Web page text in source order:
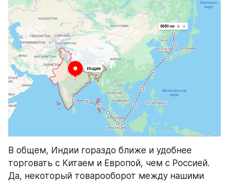
В общем, Индии гораздо ближе и удобнее
торговать с Китаем и Европой, чем с Россией.
Да, некоторый товарооборот между нашими